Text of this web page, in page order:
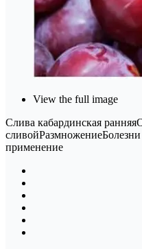
View the full image
Слива кабардинская
применение